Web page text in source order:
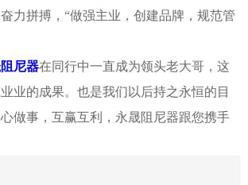
力拼搏，“做强主业，创建品牌，规范管
尼器在同行中一直成为领头老大哥，这
业的成果。也是我们以后持之永恒的目
做事，互赢互利，永晟阻尼器跟您携手